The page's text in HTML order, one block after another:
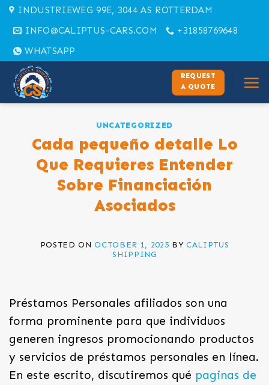
Skip
content
INDUSTRIEWEG 99E, 3044 AS ROTTERDAM
INFO@CALIPTUS-CARS.COM
+31858769648
WHATSAPP
REQUEST
A QUOTE
UNCATEGORIZED
Cada pequeño detalle Lo
Que Requieres Entender
Sobre Financiación
Asociados
POSTED ONOCTOBER 1, 2025 BYCALIPTUS
SHIPPING
Préstamos Personales afiliados son una
forma prominente para que individuos
generen ingresos promocionando productos
y servicios de préstamos personales en línea.
En este escrito, discutiremos qué paginas de